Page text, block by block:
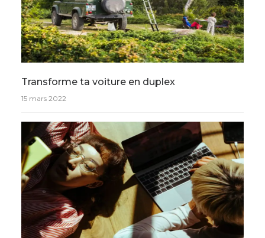
Transforme ta voiture en duplex
15 mars 2022